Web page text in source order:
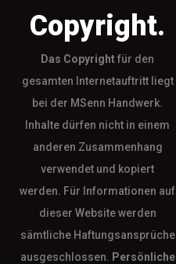
Copyright.
Das Copyrightfür den
gesamten Internetauftritt liegt
bei der MSenn Handwerk.
Inhalte dürfen nicht in einem
anderen Zusammenhang
verwendet und kopiert
werden. Für Informationen auf
dieser Website werden
sämtliche Haftungsansprüche
ausgeschlossen. Persönliche